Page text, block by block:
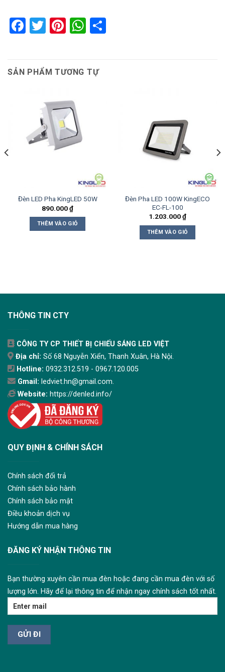
Facebook
Twitter
Pinterest
WhatsApp
SẢN PHẨM TƯƠNG TỰ
Đèn LED Pha KingLED 50W
890.000₫
THÊM VÀO GIỎ
Đèn Pha LED 100W KingECO
EC-FL-100
1.203.000₫
THÊM VÀO GIỎ
THÔNG TIN CTY
CÔNG TY CP THIẾT BỊ CHIẾU SÁNG LED VIỆT
Địa chỉ: Số 68 Nguyễn Xiển, Thanh Xuân, Hà Nội.
Hotline: 0932.312.519 - 0967.120.005
Gmail: ledviet.hn@gmail.com.
Website: https://denled.info/
QUY ĐỊNH & CHÍNH SÁCH
Chính sách đổi trả
Chính sách bảo hành
Chính sách bảo mật
Điều khoản dịch vụ
Hướng dẫn mua hàng
ĐĂNG KÝ NHẬN THÔNG TIN
Bạn thường xuyên cần mua đèn hoặc đang cần mua đèn với số
lượng lớn. Hãy để lại thông tin để nhận ngay chính sách tốt nhất.